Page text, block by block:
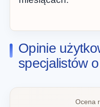
Opinie
specjalistów
Ocena